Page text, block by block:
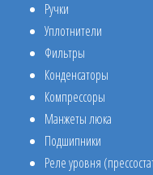
Ручки
Уплотнители
Фильтры
Конденсаторы
Компрессоры
Манжеты люка
Подшипники
Реле уровня